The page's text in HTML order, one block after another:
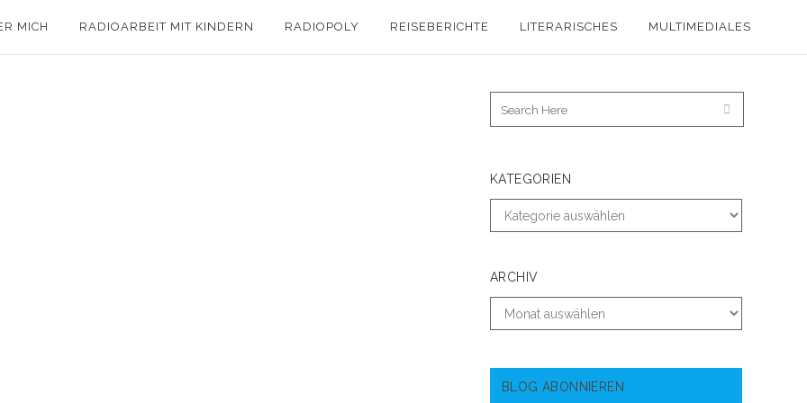
MICH RADIOARBEIT MIT KINDERN RADIOPOLY REISEBERICHTE LITERARISCHES MULTIMEDIALES
KATEGORIEN
ARCHIV
BLOG ABONNIEREN